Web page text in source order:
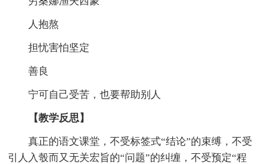
人抱熬
担忧害怕坚定
善良
宁可自己受苦，也要帮助别人
【教学反思】
真正的语文课堂，不受标签式“结论”的束缚，不受
引人入彀而又无关宏旨的“问题”的纠缠，不受预定“程